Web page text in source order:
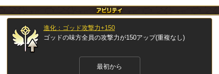
進化：ゴッド攻撃力+150
ゴッドの味方全員の攻撃力が150アップ(重複なし)
最初から